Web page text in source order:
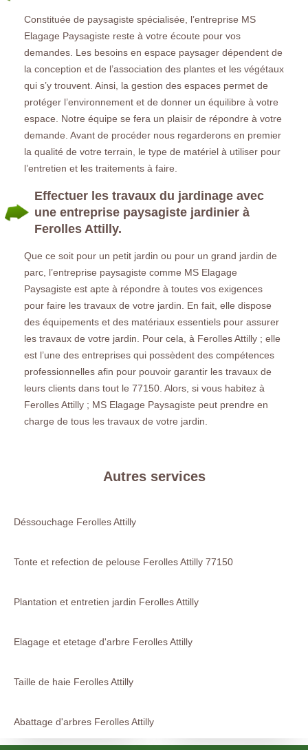
Constituée de paysagiste spécialisée, l’entreprise MS
Elagage Paysagiste reste à votre écoute pour vos
demandes. Les besoins en espace paysager dépendent de
la conception et de l’association des plantes et les végétaux
qui s’y trouvent. Ainsi, la gestion des espaces permet de
protéger l’environnement et de donner un équilibre à votre
espace. Notre équipe se fera un plaisir de répondre à votre
demande. Avant de procéder nous regarderons en premier
la qualité de votre terrain, le type de matériel à utiliser pour
l’entretien et les traitements à faire.
Effectuer les travaux du jardinage avec
une entreprise paysagiste jardinier à
Ferolles Attilly.
Que ce soit pour un petit jardin ou pour un grand jardin de
parc, l’entreprise paysagiste comme MS Elagage
Paysagiste est apte à répondre à toutes vos exigences
pour faire les travaux de votre jardin. En fait, elle dispose
des équipements et des matériaux essentiels pour assurer
les travaux de votre jardin. Pour cela, à Ferolles Attilly ; elle
est l’une des entreprises qui possèdent des compétences
professionnelles afin pour pouvoir garantir les travaux de
leurs clients dans tout le 77150. Alors, si vous habitez à
Ferolles Attilly ; MS Elagage Paysagiste peut prendre en
charge de tous les travaux de votre jardin.
Autres services
Déssouchage Ferolles Attilly
Tonte et refection de pelouse Ferolles Attilly 77150
Plantation et entretien jardin Ferolles Attilly
Elagage et etetage d'arbre Ferolles Attilly
Taille de haie Ferolles Attilly
Abattage d'arbres Ferolles Attilly